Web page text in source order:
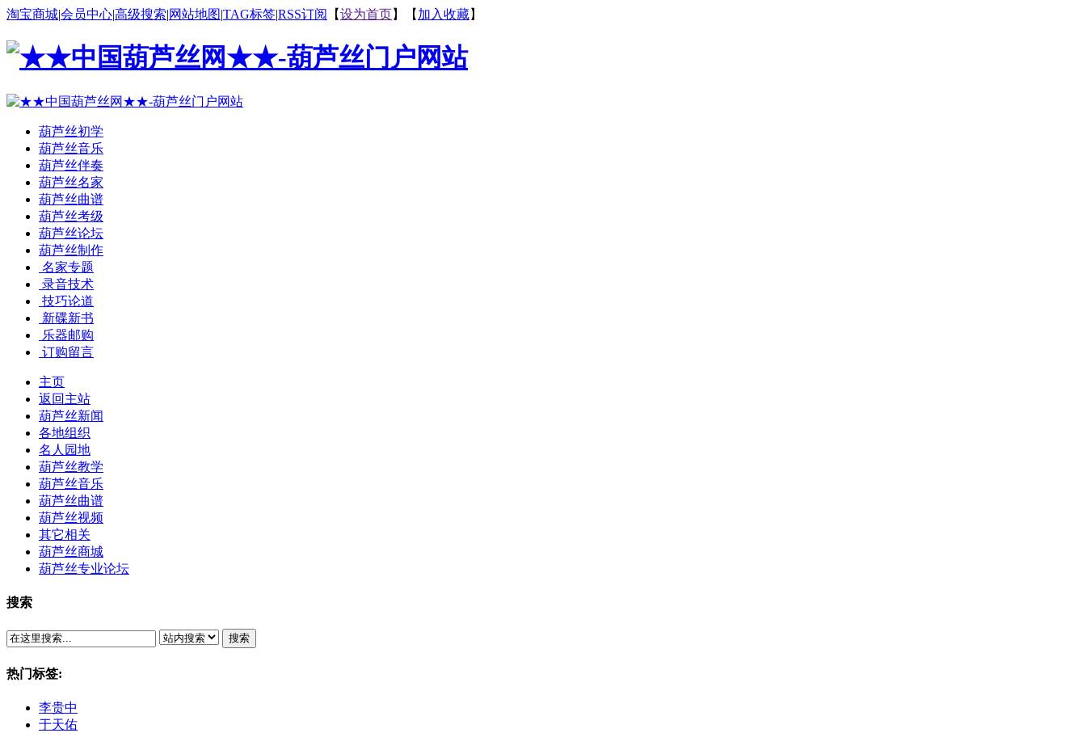
淘宝商城|会员中心|高级搜索|网站地图|TAG标签|RSS订阅 【设为首页】【 加入收藏】
葫芦丝初学
葫芦丝音乐
葫芦丝伴奏
葫芦丝名家
葫芦丝曲谱
葫芦丝考级
葫芦丝论坛
葫芦丝制作
名家专题
录音技术
技巧论道
新碟新书
乐器邮购
订购留言
主页
返回主站
葫芦丝新闻
各地组织
名人园地
葫芦丝教学
葫芦丝音乐
葫芦丝曲谱
葫芦丝视频
其它相关
葫芦丝商城
葫芦丝专业论坛
搜索
搜索
热门标签:
李贵中
于天佑